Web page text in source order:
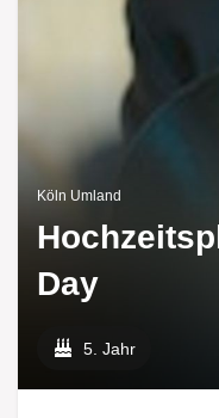
Köln Umland
Day
5. Jahr